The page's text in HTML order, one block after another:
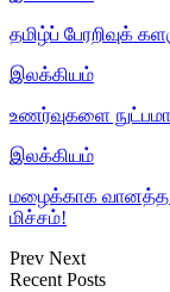
தமிழ்ப் பேரறிவுக்
இலக்கியம்
உணர்வுகளை
இலக்கியம்
மழைக்காக வானத்த
மிச்சம்!
Prev Next
Recent Posts